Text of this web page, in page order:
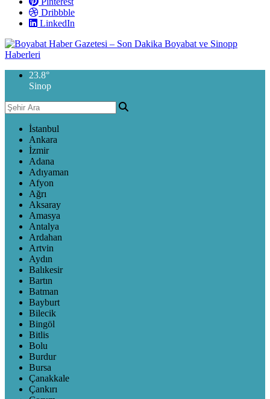
Dribbble
LinkedIn
23.8°
Sinop
İstanbul
Ankara
İzmir
Adana
Adıyaman
Afyon
Ağrı
Aksaray
Amasya
Antalya
Ardahan
Artvin
Aydın
Balıkesir
Bartın
Batman
Bayburt
Bilecik
Bingöl
Bitlis
Bolu
Burdur
Bursa
Çanakkale
Çankırı